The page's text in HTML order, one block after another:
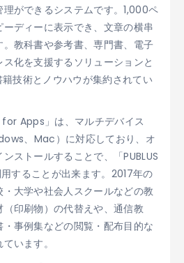
ができるシステムです。1,000ペ
ディーに表示でき、文章の横串
教科書や参考書、専門書、電子
化を支援するソリューションと
籍技術とノウハウが集約されてい
for Apps」は、マルチデバイス
、Mac）に対応しており、オ
ストールすることで、「PUBLUS
することが出来ます。2017年の
大学や社会人スクールなどの教
印刷物）の代替えや、通信教
事例集などの閲覧・配布目的な
います。